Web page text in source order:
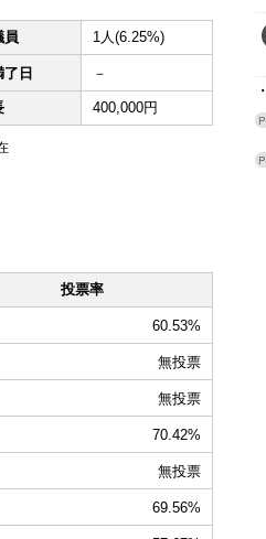
員 1人(6.25%)
日 －
400,000円
投票率
60.53%
無投票
無投票
70.42%
無投票
69.56%
・